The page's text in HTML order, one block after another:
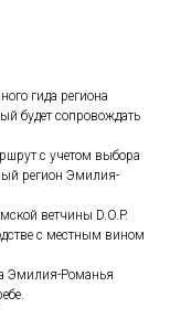
гида региона
будет сопровождать
с учетом выбора
регион Эмилия-
ветчины D.O.P.
с местным вином
Эмилия-Романья